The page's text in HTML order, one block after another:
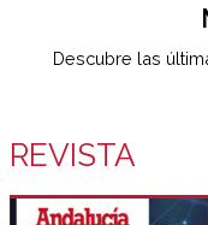
Descubre las
REVISTA